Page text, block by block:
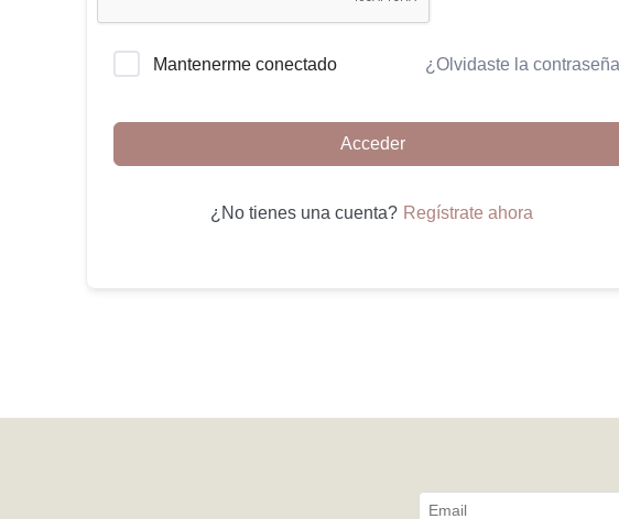
Mantenerme conectado ¿Olvidaste la
Acceder
¿No tienes una cuenta? Regístrate ahora